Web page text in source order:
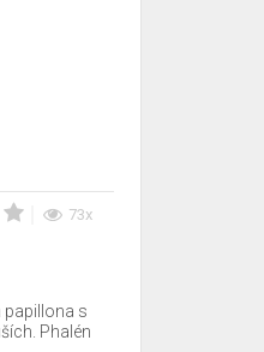
73x
papillona s
Phalén